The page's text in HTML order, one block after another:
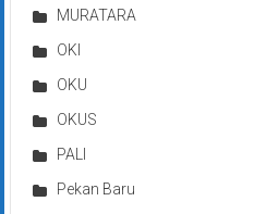
MURATARA
OKI
OKU
OKUS
PALI
Pekan Baru